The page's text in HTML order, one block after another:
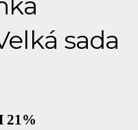
sada
21%